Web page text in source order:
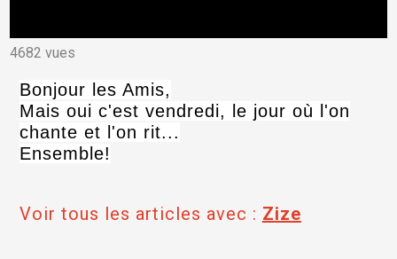
4682 vues
Bonjour les Amis,
Mais oui c'est vendredi, le jour où l'on
chante et l'on rit...
Ensemble!
Voir tous les articles avec : Zize